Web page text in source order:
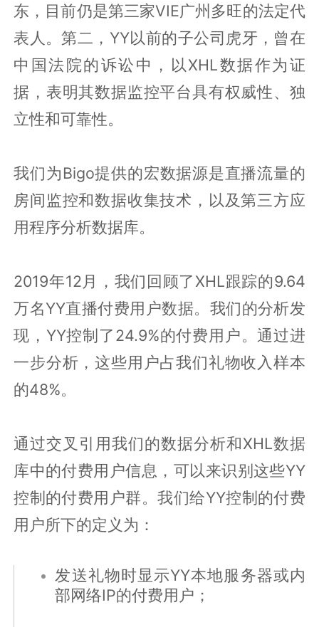
东，目前仍是第三家VIE广州多旺的法定代
表人。第二，YY以前的子公司虎牙，曾在
中国法院的诉讼中，以XHL数据作为证
据，表明其数据监控平台具有权威性、独
立性和可靠性。
我们为Bigo提供的宏数据源是直播流量的
房间监控和数据收集技术，以及第三方应
用程序分析数据库。
2019年12月，我们回顾了XHL跟踪的9.64
万名YY直播付费用户数据。我们的分析发
现，YY控制了24.9%的付费用户。通过进
一步分析，这些用户占我们礼物收入样本
的48%。
通过交叉引用我们的数据分析和XHL数据
库中的付费用户信息，可以来识别这些YY
控制的付费用户群。我们给YY控制的付费
用户所下的定义为：
发送礼物时显示YY本地服务器或内
部网络IP的付费用户；